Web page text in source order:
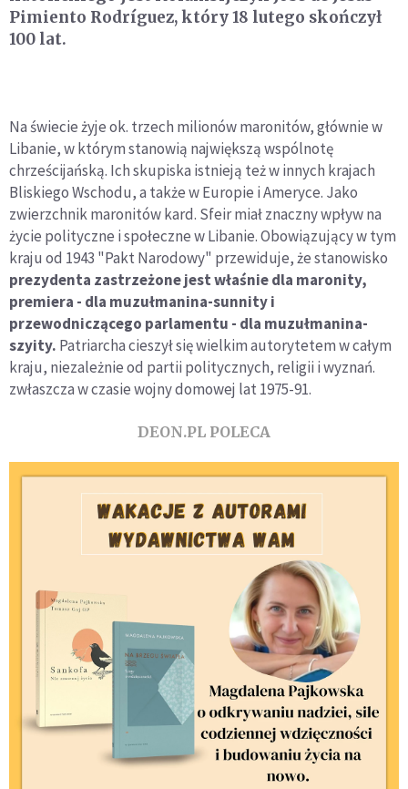
Pimiento Rodríguez, który 18 lutego skończył
100 lat.
Na świecie żyje ok. trzech milionów maronitów, głównie w
Libanie, w którym stanowią największą wspólnotę
chrześcijańską. Ich skupiska istnieją też w innych krajach
Bliskiego Wschodu, a także w Europie i Ameryce. Jako
zwierzchnik maronitów kard. Sfeir miał znaczny wpływ na
życie polityczne i społeczne w Libanie. Obowiązujący w tym
kraju od 1943 "Pakt Narodowy" przewiduje, że stanowisko
prezydenta zastrzeżone jest właśnie dla maronity,
premiera - dla muzułmanina-sunnity i
przewodniczącego parlamentu - dla muzułmanina-
szyity. Patriarcha cieszył się wielkim autorytetem w całym
kraju, niezależnie od partii politycznych, religii i wyznań.
zwłaszcza w czasie wojny domowej lat 1975-91.
DEON.PL POLECA